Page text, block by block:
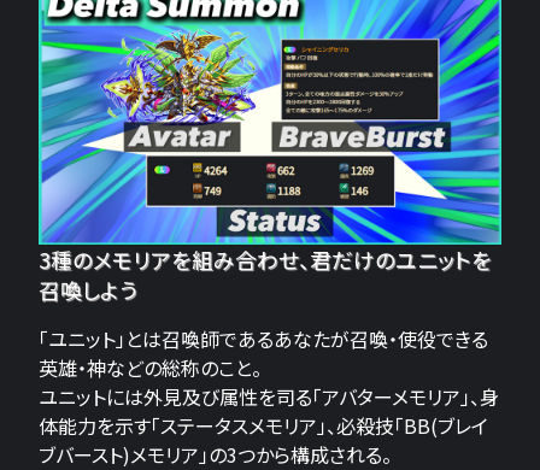
3種のメモリアを組み合わせ、君だけのユニットを
召喚しよう
「ユニット」とは召喚師であるあなたが召喚・使役できる
英雄・神などの総称のこと。
ユニットには外見及び属性を司る「アバターメモリア」、身
体能力を示す「ステータスメモリア」、必殺技「BB(ブレイ
ブバースト)メモリア」の3つから構成される。